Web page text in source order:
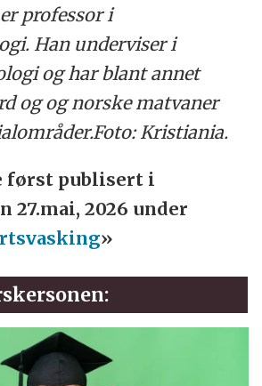
professor i
Han underviser i
og har blant annet
og og norske matvaner
Kristiania.
først publisert i
27.mai, 2026 under
»